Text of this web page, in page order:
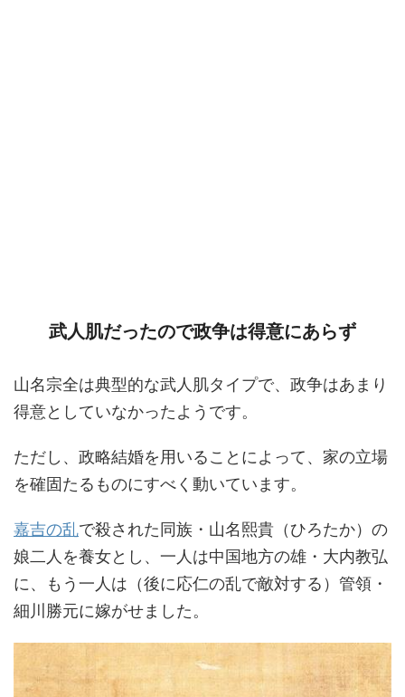
武人肌だったので政争は得意にあらず
山名宗全は典型的な武人肌タイプで、政争はあまり
得意としていなかったようです。
ただし、政略結婚を用いることによって、家の立場
を確固たるものにすべく動いています。
嘉吉の乱で殺された同族・山名熙貴（ひろたか）の
娘二人を養女とし、一人は中国地方の雄・大内教弘
に、もう一人は（後に応仁の乱で敵対する）管領・
細川勝元に嫁がせました。